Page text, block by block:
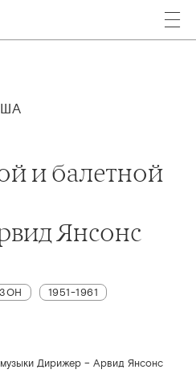
и балетной
Янсонс
1951-1961